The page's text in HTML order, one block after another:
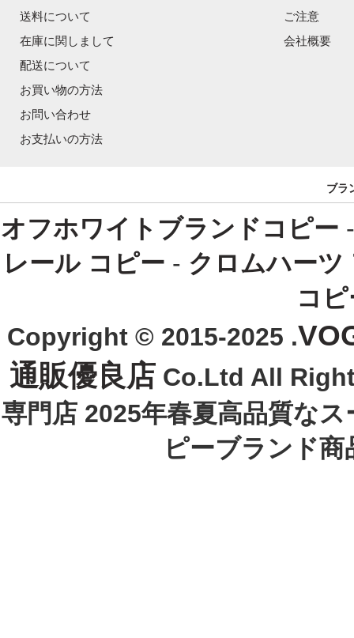
送料について
在庫に関しまして
配送について
お買い物の方法
お問い合わせ
お支払いの方法
ご注意
会社概要
ブラ
オフホワイトブランドコピー
レール コピー - クロムハーツ
コ
Copyright © 2015-2025 .
通販優良店 Co.Ltd All
専門店 2025年春夏高品質な
ピーブランド